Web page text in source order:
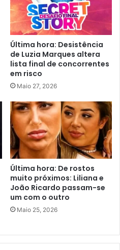
Última hora: Desistência
de Luzia Marques altera
lista final de concorrentes
em risco
Maio 27, 2026
Última hora: De rostos
muito próximos: Liliana e
João Ricardo passam-se
um com o outro
Maio 25, 2026